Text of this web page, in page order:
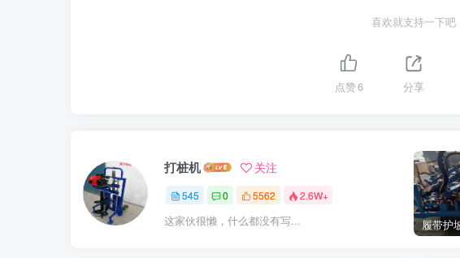
喜欢就支持一下吧
点赞6 分享
打桩机 关注
545 0 5562 2.6W+
这家伙很懒，什么都没有写...